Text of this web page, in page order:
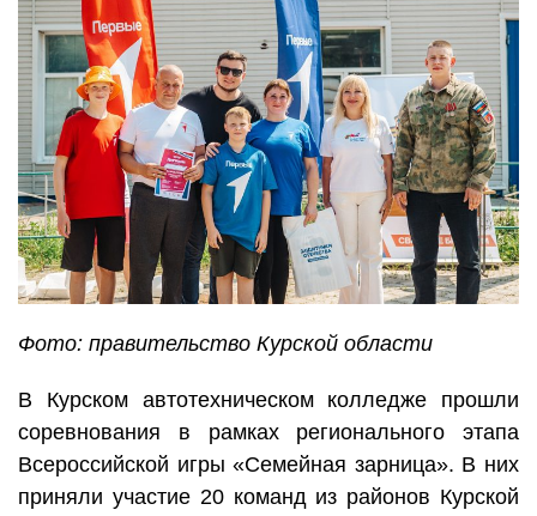
Фото: правительство Курской области
В Курском автотехническом колледже прошли
соревнования в рамках регионального этапа
Всероссийской игры «Семейная зарница». В них
приняли участие 20 команд из районов Курской